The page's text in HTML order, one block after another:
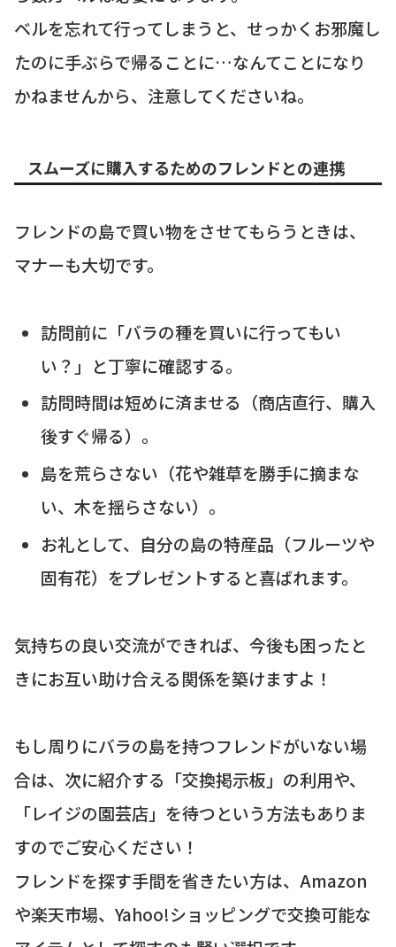
ベルを忘れて行ってしまうと、せっかくお邪魔し
たのに手ぶらで帰ることに…なんてことになり
かねませんから、注意してくださいね。
スムーズに購入するためのフレンドとの連携
フレンドの島で買い物をさせてもらうときは、
マナーも大切です。
訪問前に「バラの種を買いに行ってもい
い？」と丁寧に確認する。
訪問時間は短めに済ませる（商店直行、購入
後すぐ帰る）。
島を荒らさない（花や雑草を勝手に摘まな
い、木を揺らさない）。
お礼として、自分の島の特産品（フルーツや
固有花）をプレゼントすると喜ばれます。
気持ちの良い交流ができれば、今後も困ったと
きにお互い助け合える関係を築けますよ！
もし周りにバラの島を持つフレンドがいない場
合は、次に紹介する「交換掲示板」の利用や、
「レイジの園芸店」を待つという方法もありま
すのでご安心ください！
フレンドを探す手間を省きたい方は、Amazon
や楽天市場、Yahoo!ショッピングで交換可能な